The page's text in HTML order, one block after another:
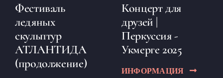
Фестиваль
ледяных
скульптур
АТЛАНТИДА
(продолжение)
Концерт для
друзей |
Перкуссия -
Укмерге 2025
ИНФОРМАЦИЯ